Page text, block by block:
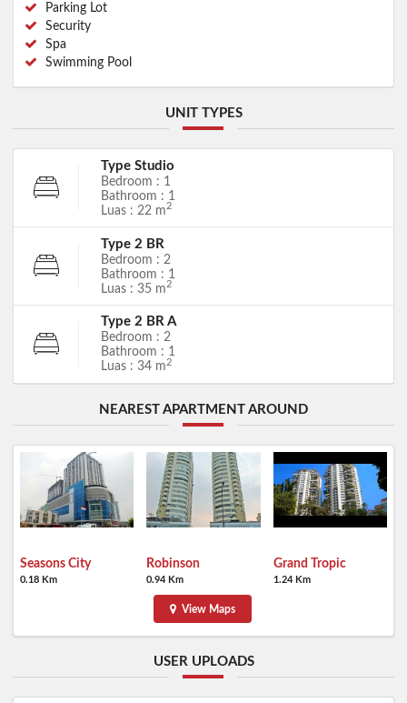
Parking Lot
Security
Spa
Swimming Pool
UNIT TYPES
Type Studio
Bedroom : 1
Bathroom : 1
Luas : 22 m2
Type 2 BR
Bedroom : 2
Bathroom : 1
Luas : 35 m2
Type 2 BR A
Bedroom : 2
Bathroom : 1
Luas : 34 m2
NEAREST APARTMENT AROUND
Seasons City
0.18 Km
Robinson
0.94 Km
Grand Tropic
1.24 Km
View Maps
USER UPLOADS